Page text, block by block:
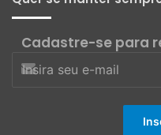
Cadastre-se para